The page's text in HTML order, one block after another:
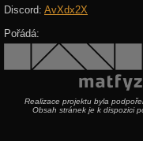
Discord: AvXdx2X
Pořádá:
Realizace projektu byla
Obsah stránek je k dispozici